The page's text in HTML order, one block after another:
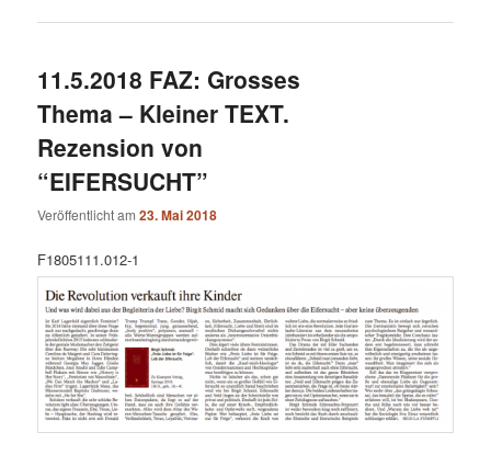
11.5.2018 FAZ: Grosses
Thema – Kleiner TEXT.
Rezension von
“EIFERSUCHT”
Veröffentlicht am23. Mai 2018
F1805111.012-1